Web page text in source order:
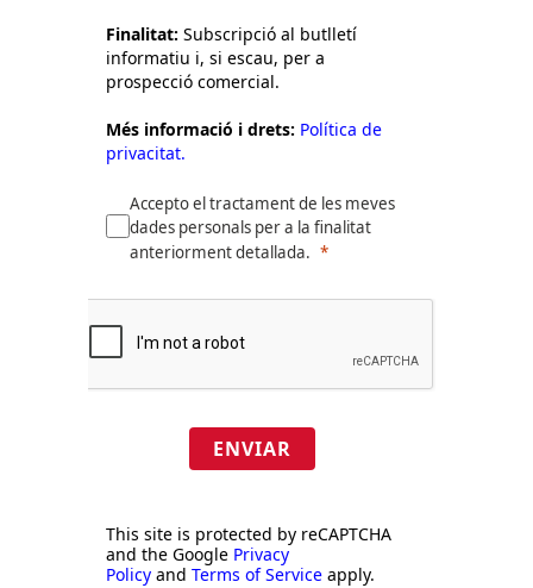
Finalitat: Subscripció al butlletí
informatiu i, si escau, per a
prospecció comercial.
Més informació i drets: Política de
privacitat.
Accepto el tractament de les meves
dades personals per a la finalitat
anteriorment detallada.
ENVIAR
This site is protected by reCAPTCHA
and the Google Privacy
Policy and Terms of Service apply.